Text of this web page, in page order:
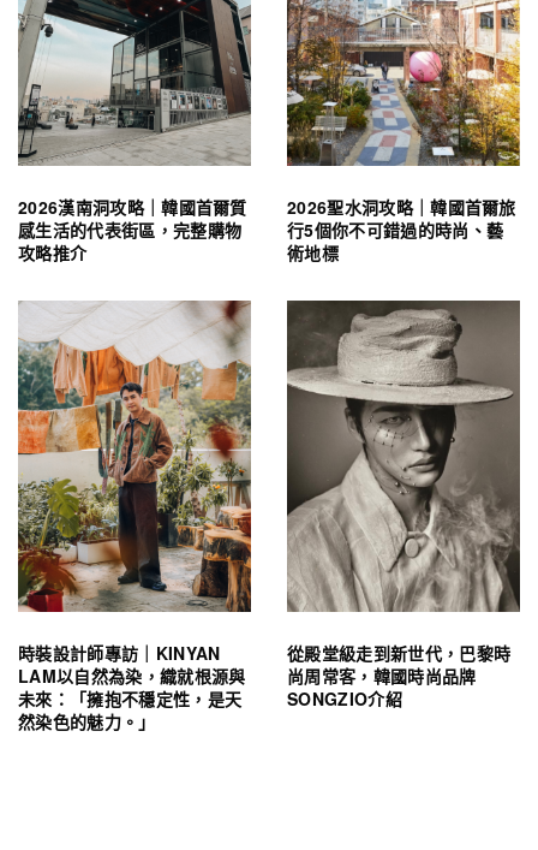
2026漢南洞攻略｜韓國首爾質
感生活的代表街區，完整購物
攻略推介
2026聖水洞攻略｜韓國首爾旅
行5個你不可錯過的時尚、藝
術地標
時裝設計師專訪｜KINYAN
LAM以自然為染，織就根源與
未來：「擁抱不穩定性，是天
然染色的魅力。」
從殿堂級走到新世代，巴黎時
尚周常客，韓國時尚品牌
SONGZIO介紹